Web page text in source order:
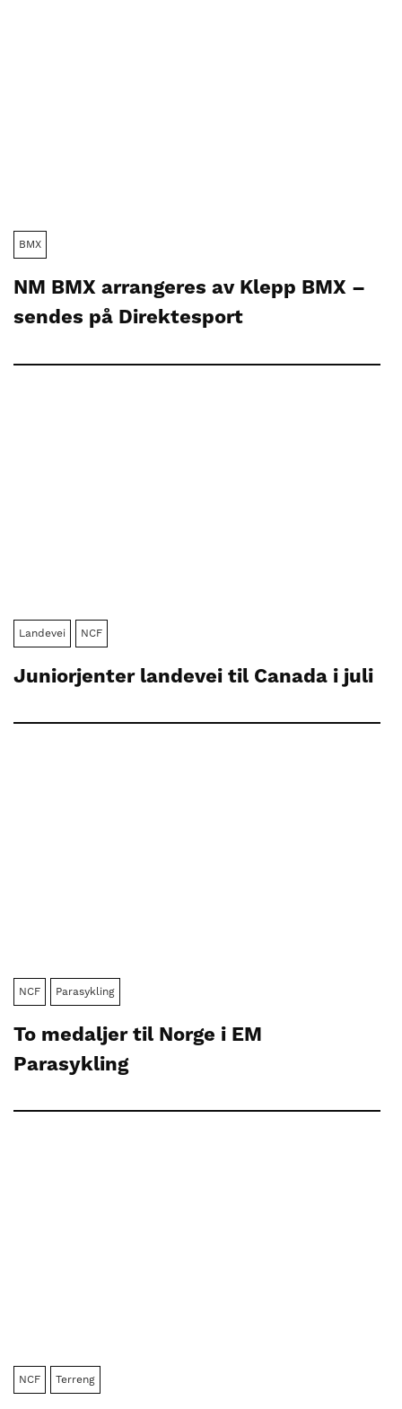
BMX
NM BMX arrangeres av Klepp BMX –
sendes på Direktesport
Landevei NCF
Juniorjenter landevei til Canada i juli
NCF Parasykling
To medaljer til Norge i EM
Parasykling
NCF Terreng